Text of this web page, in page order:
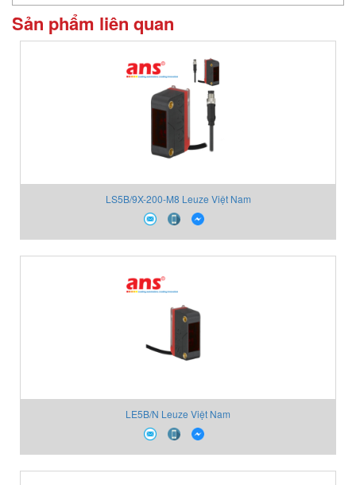
Sản phẩm liên quan
LS5B/9X-200-M8 Leuze Việt Nam
LE5B/N Leuze Việt Nam